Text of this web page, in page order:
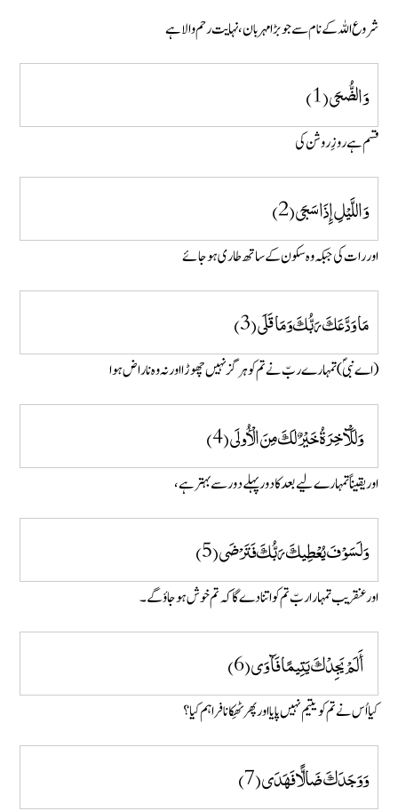
شروع اللہ کے نام سے جو بڑا مہربان، نہایت رحم والا ہے
وَالضُّحَى (1)
قسم ہے روزِ روشن کی
وَاللَّيْلِ إِذَا سَجَى (2)
اور رات کی جبکہ وہ سکون کے ساتھ طاری ہو جائے
مَا وَدَّعَكَ رَبُّكَ وَمَا قَلَى (3)
(اے نبی ؐ) تمہارے ربّ نے تم کو ہر گز نہیں چھوڑا اور نہ وہ ناراض ہوا
وَلَلْآخِرَةُ خَيْرٌ لَكَ مِنَ الْأُولَى (4)
اور یقیناً تمہارے لیے بعد کا دور پہلے دور سے بہتر ہے،
وَلَسَوْفَ يُعْطِيكَ رَبُّكَ فَتَرْضَى (5)
اور عنقریب تمہارا ربّ تم کو اتنا دے گا کہ تم خوش ہو جاوٴ گے۔
أَلَمْ يَجِدْكَ يَتِيمًا فَآوَى (6)
کیا اُس نے تم کو یتیم نہیں پایا اور پھر ٹھِکانا فراہم کیا؟
وَوَجَدَكَ ضَالًّا فَهَدَى (7)